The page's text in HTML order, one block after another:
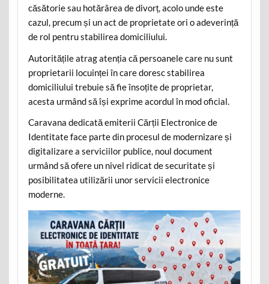
căsătorie sau hotărârea de divorț, acolo unde este
cazul, precum și un act de proprietate ori o adeverință
de rol pentru stabilirea domiciliului.
Autoritățile atrag atenția că persoanele care nu sunt
proprietarii locuinței în care doresc stabilirea
domiciliului trebuie să fie însoțite de proprietar,
acesta urmând să își exprime acordul în mod oficial.
Caravana dedicată emiterii Cărții Electronice de
Identitate face parte din procesul de modernizare și
digitalizare a serviciilor publice, noul document
urmând să ofere un nivel ridicat de securitate și
posibilitatea utilizării unor servicii electronice
moderne.